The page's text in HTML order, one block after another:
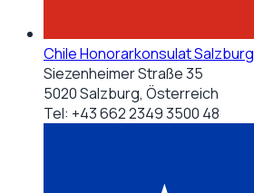
Chile Honorarkonsulat Salzburg
Siezenheimer Straße 35
5020 Salzburg, Österreich
Tel: +43 662 2349 3500 48